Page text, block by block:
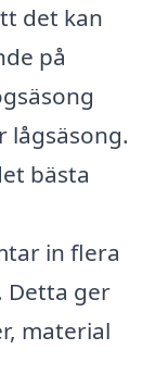
det kan
på
lågsäsong.
bästa
in flera
Detta ger
material